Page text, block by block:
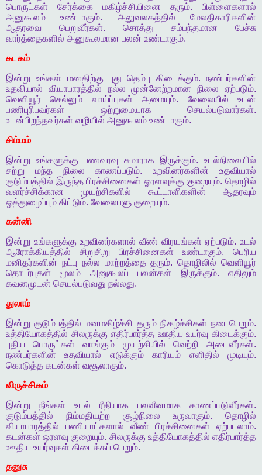
பொருட்கள்
சேர்க்கை மகிழ்ச்சியினை தரும். பிள்ளைகளால்
அனுகூலம்
உண்டாகும். அலுவலகத்தில்
மேலதிகாரிகளின்
ஆதரவை
பெறுவீர்கள். சொத்து சம்பந்தமான
பேச்சு
வார்த்தைகளில் அனுகூலமான பலன் உண்டாகும்.
கடகம்
இன்று
உங்கள் மனதிற்கு புது தெம்பு கிடைக்கும்.நண்பர்களின்
உதவியால்
வியாபாரத்தில் நல்ல முன்னேற்றமான நிலை ஏற்படும்.
வெளியூர்
செல்லும் வாய்ப்புகள் அமையும். வேலையில்
உடன்
பணிபுரிபவர்கள்
ஒற்றுமையாக செயல்படுவார்கள்.
உடன்பிறந்தவர்கள் வழியில் அனுகூலம் உண்டாகும்.
சிம்மம்
இன்று
உங்களுக்கு பணவரவு சுமாராக இருக்கும்.உடல்நிலையில்
சற்று
மந்த நிலை காணப்படும்.உறவினர்களின்
உதவியால்
குடும்பத்தில் இருந்த பிரச்சினைகள் ஓரளவுக்கு குறையும்.தொழில்
வளர்ச்சிக்கான
முயற்சிகளில் கூட்டாளிகளின்
ஆதரவும்
ஒத்துழைப்பும் கிட்டும். வேலைபளு குறையும்.
கன்னி
இன்று உங்களுக்கு உறவினர்களால் வீண் விரயங்கள் ஏற்படும்.உடல்
ஆரோக்கியத்தில்
சிறுசிறு பிரச்சினைகள் உண்டாகும். பெரிய
மனிதர்களின் நட்பு நல்ல மாற்றத்தை தரும்.தொழிலில் வெளியூர்
தொடர்புகள்
மூலம் அனுகூலப் பலன்கள் இருக்கும்.எதிலும்
கவனமுடன் செயல்படுவது நல்லது.
துலாம்
இன்று குடும்பத்தில் மனமகிழ்ச்சி தரும் நிகழ்ச்சிகள் நடைபெறும்.
உத்தியோகத்தில் சிலருக்கு எதிர்பார்த்த ஊதிய உயர்வு கிடைக்கும்.
புதிய
பொருட்கள் வாங்கும் முயற்சியில் வெற்றி அடைவீர்கள்.
நண்பர்களின்
உதவியால் எடுக்கும் காரியம் எளிதில் முடியும்.
கொடுத்த கடன்கள் வசூலாகும்.
விருச்சிகம்
இன்று
நீங்கள் உடல் ரீதியாக பலவீனமாக காணப்படுவீர்கள்.
குடும்பத்தில்
நிம்மதியற்ற சூழ்நிலை உருவாகும். தொழில்
வியாபாரத்தில்
பணியாட்களால் வீண் பிரச்சினைகள் ஏற்படலாம்.
கடன்கள் ஒரளவு குறையும். சிலருக்கு உத்தியோகத்தில் எதிர்பார்த்த
ஊதிய உயர்வுகள் கிடைக்கப் பெறும்.
தனுசு